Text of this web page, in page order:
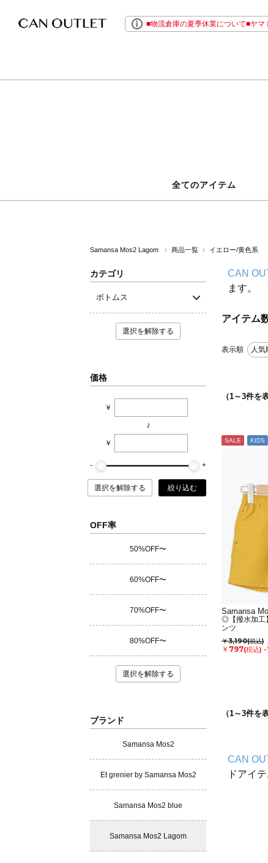
■物流倉庫の夏季休業について■ヤ
全てのアイテム
Samansa Mos2 Lagom 商品一覧 イエロー/黄色系
カテゴリ
ボトムス
選択を解除する
価格
￥
~
￥
選択を解除する 絞り込む
OFF率
50%OFF〜
60%OFF〜
70%OFF〜
80%OFF〜
選択を解除する
ブランド
Samansa Mos2
Et grenier by Samansa Mos2
Samansa Mos2 blue
Samansa Mos2 Lagom
CAN
ます。
アイテム
表示順 人気
（1～3件を
SALE KIDS
Samansa
◎【撥水加工
ンツ
￥3,190(税込)
￥797(税込) -
（1～3件を
CAN
ドアイ